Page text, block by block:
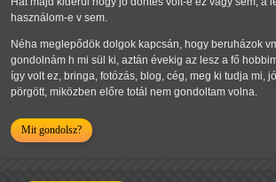
használom-e v sem.
Néha meglepődök dolgok kapcsán, hogy beruházok
gondolnám h mi sül ki, aztán évekig az lesz a fő
így volt ez, bringa, fotózás, blog, cég, meg ki tudja mi,
pörgött, miközben előre totál nem gondoltam volna.
Mit gondolsz?